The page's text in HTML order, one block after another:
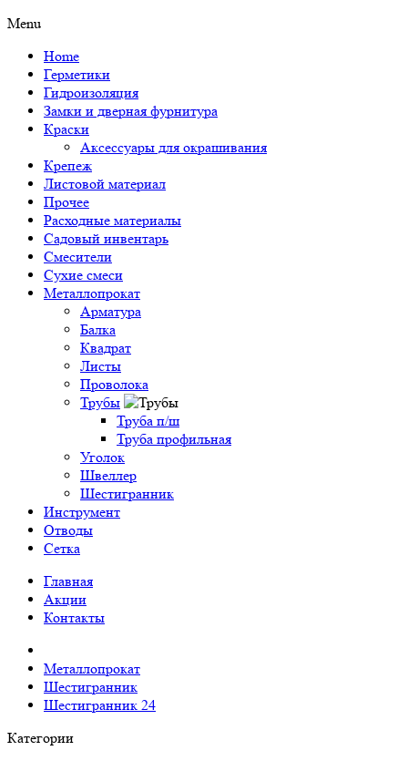
Menu
Home
Герметики
Гидроизоляция
Замки и дверная фурнитура
Краски
Аксессуары для окрашивания
Крепеж
Листовой материал
Прочее
Расходные материалы
Садовый инвентарь
Смесители
Сухие смеси
Металлопрокат
Арматура
Балка
Квадрат
Листы
Проволока
Трубы
Труба п/ш
Труба профильная
Уголок
Швеллер
Шестигранник
Инструмент
Отводы
Сетка
Главная
Акции
Контакты
Металлопрокат
Шестигранник
Шестигранник 24
Категории